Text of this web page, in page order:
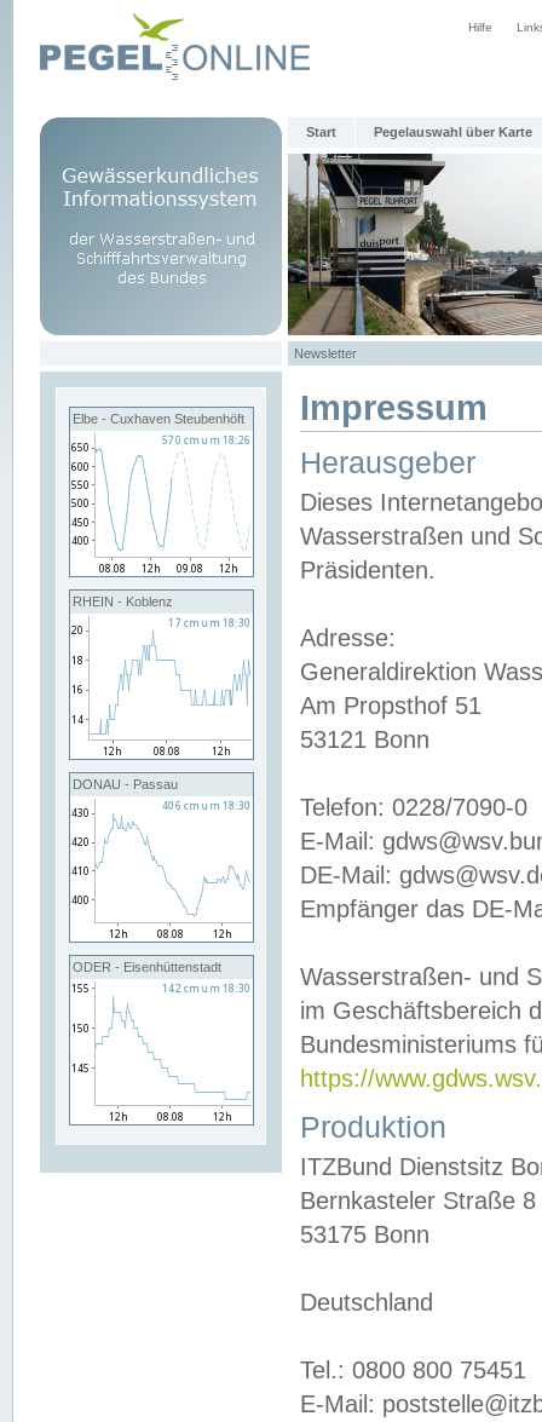
Hilfe
Start Pegelauswahl über Karte
Newsletter
Elbe - Cuxhaven Steubenhöft
RHEIN - Koblenz
DONAU - Passau
ODER - Eisenhüttenstadt
Impressum
Herausgeber
Dieses
Wasserstraßen und
Präsidenten.
Adresse:
Generaldirektion
Am Propsthof 51
53121 Bonn
Telefon: 0228/7090-0
E-Mail:
DE-Mail:
Empfänger das DE-
Wasserstraßen- und
im Geschäftsbereich
Bundesministeriums
https://
Produktion
ITZBund Dienstsitz
Bernkasteler Straße 8
53175 Bonn
Deutschland
Tel.: 0800 800 75451
E-Mail: